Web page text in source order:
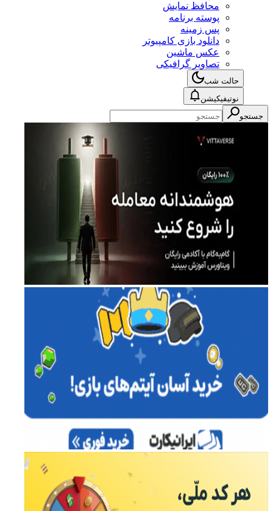
محافظ نمایش
پوسته برنامه
پس زمینه
دانلود بازی کامپیوتر
عکس ماشین
تصاویر گرافیکی
حالت شب
نوتیفیکیشن
جستجو